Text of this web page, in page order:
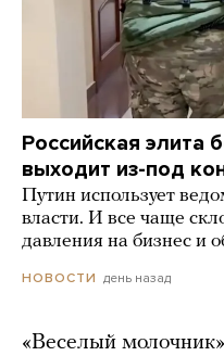
Российская элита
выходит из-под
Путин использует
власти. И все чаще
давления на бизнес и
НОВОСТИ день назад
«Веселый